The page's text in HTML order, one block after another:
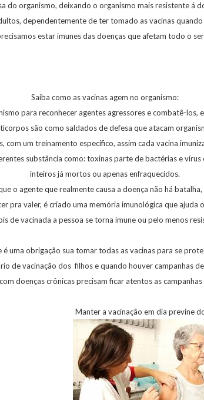
do organismo, deixando o organismo mais resistente á
dependentemente de ter tomado as vacinas
estar imunes das doenças que afetam todo o
Saiba como as vacinas agem no organismo:
para reconhecer agentes agressores e combatê-los,
são como saldados de defesa que atacam
com um treinamento específico, assim cada vacina
substância como: toxinas parte de bactérias e
inteiros já mortos ou apenas enfraquecidos.
o agente que realmente causa a doença não há
pra valer, é criado uma memória imunológica que ajuda
de vacinada a pessoa se torna imune ou pelo menos
uma obrigação sua tomar todas as vacinas para se
de vacinação dos filhos e quando houver campanhas
doenças crônicas precisam ficar atentos as campanhas
a vacinação em dia previne